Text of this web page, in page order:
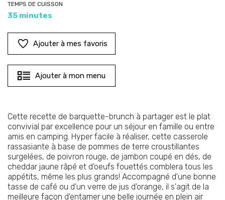
TEMPS DE CUISSON
35 minutes
Ajouter à mes favoris
Ajouter à mon menu
Cette recette de barquette-brunch à partager est le plat
convivial par excellence pour un séjour en famille ou entre
amis en camping. Hyper facile à réaliser, cette casserole
rassasiante à base de pommes de terre croustillantes
surgelées, de poivron rouge, de jambon coupé en dés, de
cheddar jaune râpé et d'oeufs fouettés comblera tous les
appétits, même les plus grands! Accompagné d'une bonne
tasse de café ou d'un verre de jus d'orange, il s'agit de la
meilleure façon d'entamer une belle journée en plein air